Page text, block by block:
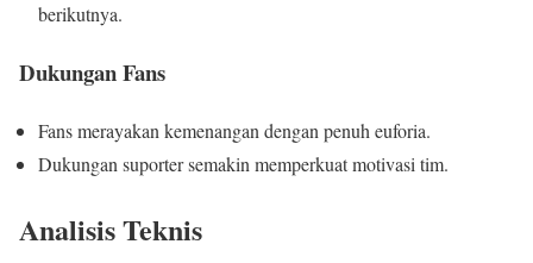
berikutnya.
Dukungan Fans
Fans merayakan kemenangan dengan penuh euforia.
Dukungan suporter semakin memperkuat motivasi tim.
Analisis Teknis